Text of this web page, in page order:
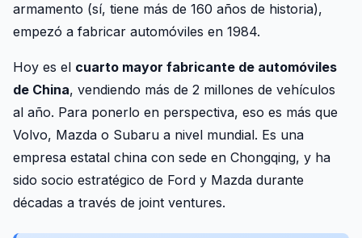
armamento (sí, tiene más de 160 años de historia),
empezó a fabricar automóviles en 1984.
Hoy es el cuarto mayor fabricante de automóviles
de China, vendiendo más de 2 millones de vehículos
al año. Para ponerlo en perspectiva, eso es más que
Volvo, Mazda o Subaru a nivel mundial. Es una
empresa estatal china con sede en Chongqing, y ha
sido socio estratégico de Ford y Mazda durante
décadas a través de joint ventures.